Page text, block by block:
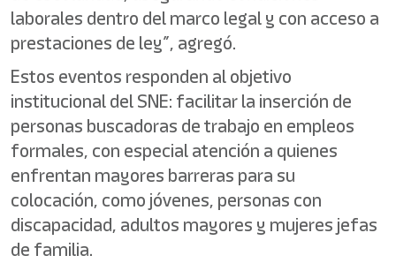
laborales dentro del marco legal y con acceso a
prestaciones de ley”, agregó.
Estos eventos responden al objetivo
institucional del SNE: facilitar la inserción de
personas buscadoras de trabajo en empleos
formales, con especial atención a quienes
enfrentan mayores barreras para su
colocación, como jóvenes, personas con
discapacidad, adultos mayores y mujeres jefas
de familia.